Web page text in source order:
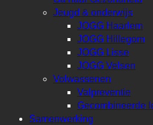
Jeugd & onderwijs
JOGG Haarlem
JOGG Hillegom
JOGG Lisse
JOGG Velsen
Volwassenen
Valpreventie
Gecombineerde
Samenwerking